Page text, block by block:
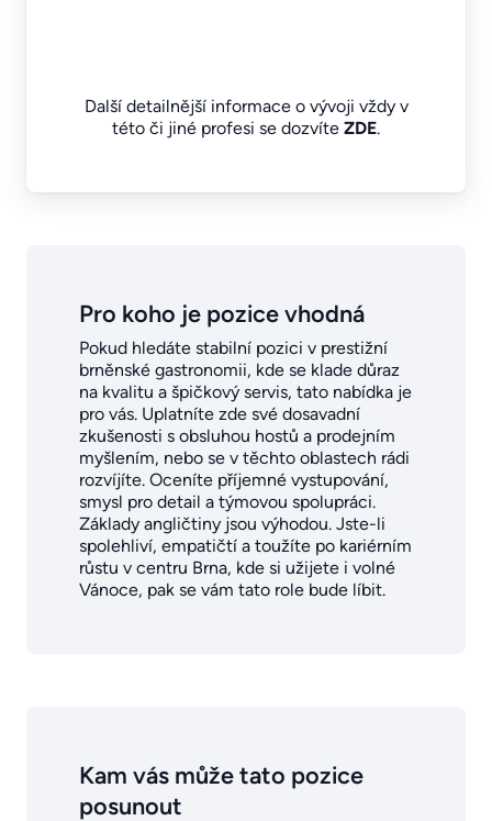
Další detailnější informace o vývoji vždy v
této či jiné profesi se dozvíte ZDE.
Pro koho je pozice vhodná
Pokud hledáte stabilní pozici v prestižní
brněnské gastronomii, kde se klade důraz
na kvalitu a špičkový servis, tato nabídka je
pro vás. Uplatníte zde své dosavadní
zkušenosti s obsluhou hostů a prodejním
myšlením, nebo se v těchto oblastech rádi
rozvíjíte. Oceníte příjemné vystupování,
smysl pro detail a týmovou spolupráci.
Základy angličtiny jsou výhodou. Jste-li
spolehliví, empatičtí a toužíte po kariérním
růstu v centru Brna, kde si užijete i volné
Vánoce, pak se vám tato role bude líbit.
Kam vás může tato pozice
posunout